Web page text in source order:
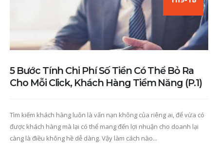
5 Bước Tính Chi Phí Số Tiền Có Thể Bỏ Ra
Cho Mỗi Click, Khách Hàng Tiềm Năng (P.1)
Tìm kiếm khách hàng luôn là vấn nạn không của riêng ai, để vừa có
được khách hàng mà lại có thể mang đến lợi nhuận cho doanh lại
càng là điều không hề dễ dàng. Vậy làm cách nào...